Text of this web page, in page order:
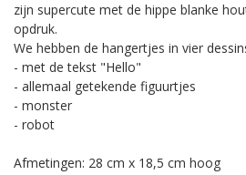
zijn supercute met de hippe blanke
opdruk.
We hebben de hangertjes in vier
- met de tekst "Hello"
- allemaal getekende figuurtjes
- monster
- robot
Afmetingen: 28 cm x 18,5 cm hoog